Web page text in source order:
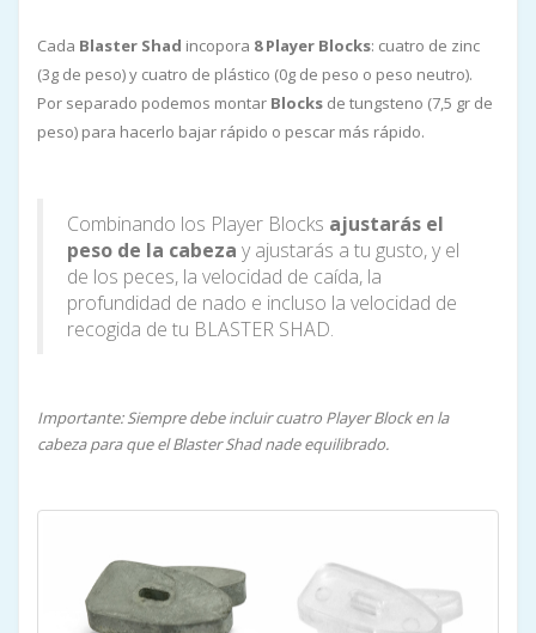
Cada Blaster Shad incopora 8 Player Blocks: cuatro de zinc
(3g de peso) y cuatro de plástico (0g de peso o peso neutro).
Por separado podemos montar Blocks de tungsteno (7,5 gr de
peso) para hacerlo bajar rápido o pescar más rápido.
Combinando los Player Blocks ajustarás el
peso de la cabeza y ajustarás a tu gusto, y el
de los peces, la velocidad de caída, la
profundidad de nado e incluso la velocidad de
recogida de tu BLASTER SHAD.
Importante: Siempre debe incluir cuatro Player Block en la
cabeza para que el Blaster Shad nade equilibrado.